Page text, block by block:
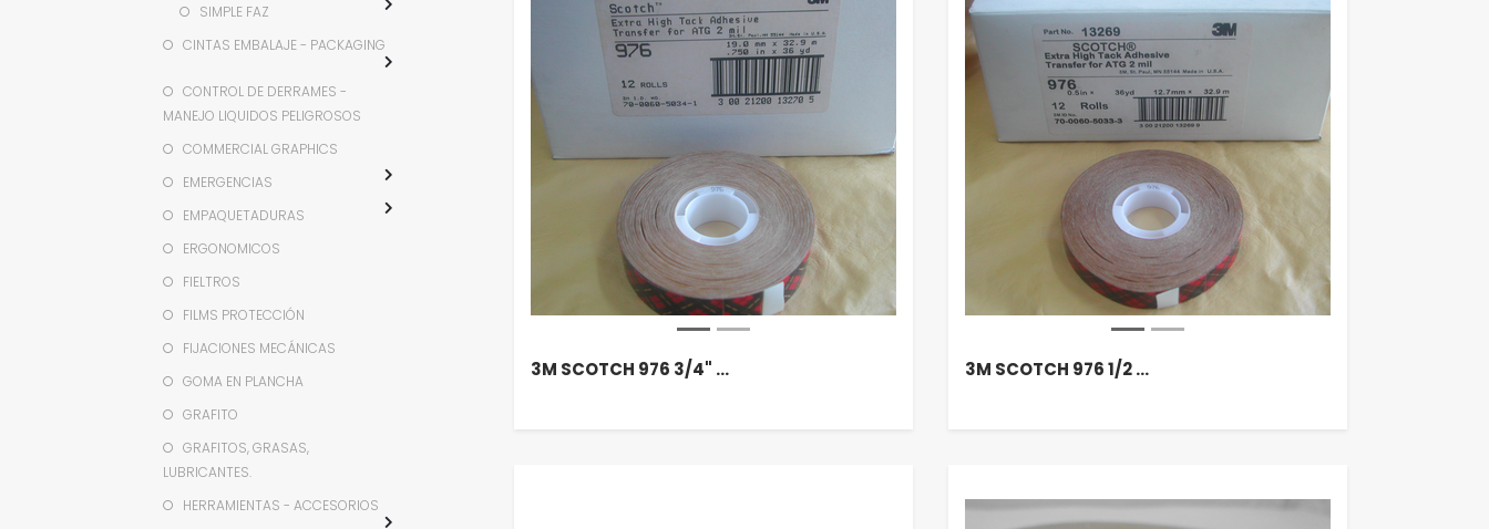
SIMPLE FAZ
CINTAS EMBALAJE - PACKAGING
CONTROL DE DERRAMES -
MANEJO LIQUIDOS PELIGROSOS
COMMERCIAL GRAPHICS
EMERGENCIAS
EMPAQUETADURAS
ERGONOMICOS
FIELTROS
FILMS PROTECCIÓN
FIJACIONES MECÁNICAS
GOMA EN PLANCHA
GRAFITO
GRAFITOS, GRASAS,
LUBRICANTES.
HERRAMIENTAS - ACCESORIOS
3M SCOTCH 976 3/4" … 3M SCOTCH 976 1/2 …